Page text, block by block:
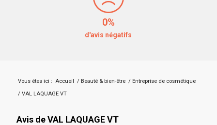
0%
d'avis négatifs
Vous êtes ici : Accueil / Beauté & bien-être / Entreprise de cosmétique
/ VAL LAQUAGE VT
Avis de VAL LAQUAGE VT